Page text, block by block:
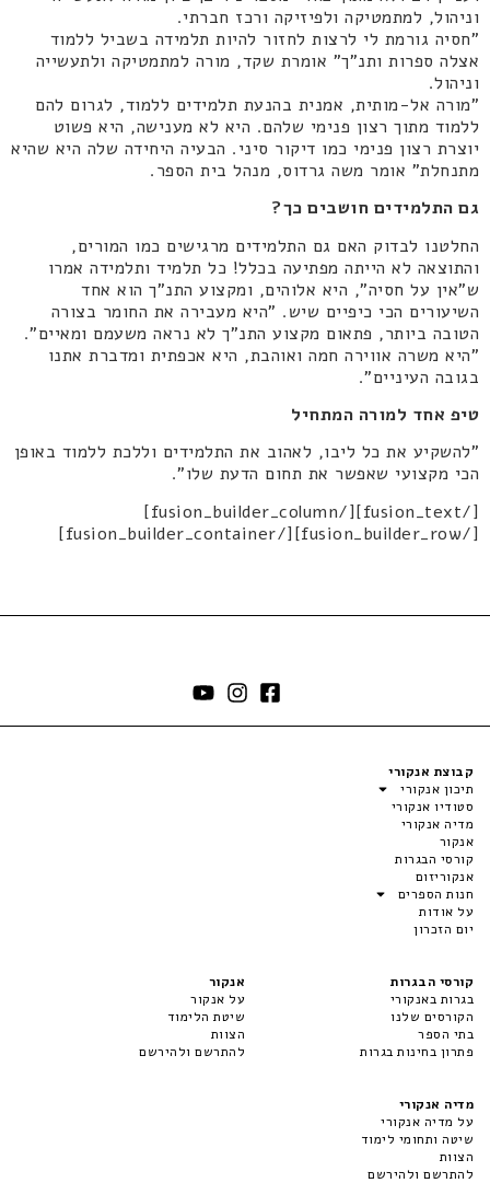
וניהול, למתמטיקה ולפיזיקה ורכז חברתי.
"חסיה גורמת לי לרצות לחזור להיות תלמידה בשביל ללמוד
אצלה ספרות ותנ"ך" אומרת שקד, מורה למתמטיקה ולתעשייה
וניהול.
"מורה אל-מותית, אמנית בהנעת תלמידים ללמוד, לגרום להם
ללמוד מתוך רצון פנימי שלהם. היא לא מענישה, היא פשוט
יוצרת רצון פנימי כמו דיקור סיני. הבעיה היחידה שלה היא שהיא
מתנחלת" אומר משה גרדוס, מנהל בית הספר.
גם התלמידים חושבים כך?
החלטנו לבדוק האם גם התלמידים מרגישים כמו המורים,
והתוצאה לא הייתה מפתיעה בכלל! כל תלמיד ותלמידה אמרו
ש"אין על חסיה", היא אלוהים, ומקצוע התנ"ך הוא אחד
השיעורים הכי כיפיים שיש. "היא מעבירה את החומר בצורה
הטובה ביותר, פתאום מקצוע התנ"ך לא נראה משעמם ומאיים".
"היא משרה אווירה חמה ואוהבת, היא אכפתית ומדברת אתנו
בגובה העיניים".
טיפ אחד למורה המתחיל
"להשקיע את כל ליבו, לאהוב את התלמידים וללכת ללמוד באופן
הכי מקצועי שאפשר את תחום הדעת שלו".
[/fusion_text][/fusion_builder_column]
[/fusion_builder_row][/fusion_builder_container]
קבוצת אנקורי
תיכון אנקורי
סטודיו אנקורי
מדיה אנקורי
אנקור
קורסי הבגרות
אנקוריזום
חנות הספרים
על אודות
יום הזכרון
קורסי הבגרות
בגרות באנקורי
הקורסים שלנו
בתי הספר
פתרון בחינות בגרות
אנקור
על אנקור
שיטת הלימוד
הצוות
להתרשם ולהירשם
מדיה אנקורי
על מדיה אנקורי
שיטה ותחומי לימוד
הצוות
להתרשם ולהירשם